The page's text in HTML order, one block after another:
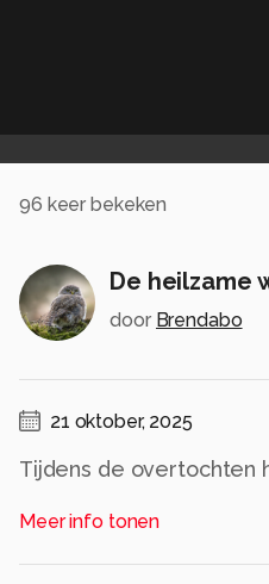
96 keer bekeken
De heilzame
door Brendabo
21 oktober, 2025
Tijdens de overtochten
Namen de tijd voor
Meer info tonen